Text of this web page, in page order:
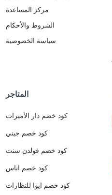
مركز المساعدة
الشروط والأحكام
سياسة الخصوصية
المتاجر
كود خصم دار الأميرات
كود خصم جيني
كود خصم قولدن سنت
كود خصم اناس
كود خصم ايوا للنظارات